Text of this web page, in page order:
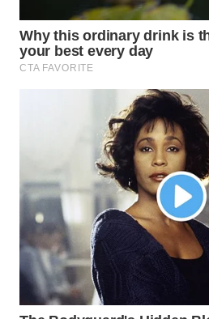
WAHANA
INFRASTRUKTUR
WAHANA
TRAVEL
WAHANA
TV